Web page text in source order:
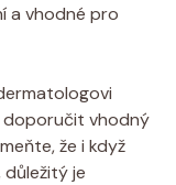
a vhodné pro
doporučit vhodný
že i když
důležitý je